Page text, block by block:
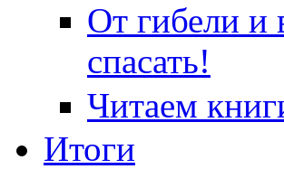
От гибели
спасать!
Читаем
Итоги